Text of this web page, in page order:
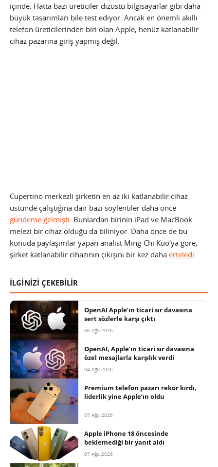
içinde. Hatta bazı üreticiler dizüstü bilgisayarlar gibi daha
büyük tasarımları bile test ediyor. Ancak en önemli akıllı
telefon üreticilerinden biri olan Apple, henüz katlanabilir
cihaz pazarına giriş yapmış değil.
Cupertino merkezli şirketin en az iki katlanabilir cihaz
üstünde çalıştığına dair bazı söylentiler daha önce
gündeme gelmişti. Bunlardan birinin iPad ve MacBook
melezi bir cihaz olduğu da biliniyor. Daha önce de bu
konuda paylaşımlar yapan analist Ming-Chi Kuo’ya göre,
şirket katlanabilir cihazının çıkışını bir kez daha erteledi.
İLGİNİZİ ÇEKEBİLİR
OpenAI Apple’ın ticari sır davasına
sert sözlerle karşı çıktı
06 Ağu 2026
OpenAI, Apple’ın ticari sır davasına
özel mesajlarla karşılık verdi
04 Ağu 2026
Premium telefon pazarı rekor kırdı,
liderlik yine Apple’ın oldu
07 Ağu 2026
Apple iPhone 18 öncesinde
beklemediği bir yanıt aldı
07 Ağu 2026